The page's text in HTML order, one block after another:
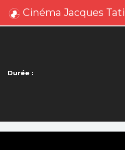
Cinéma Jacques Tati
Durée :